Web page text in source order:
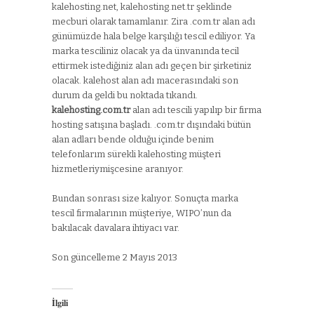
kalehosting.net, kalehosting.net.tr şeklinde
mecburi olarak tamamlanır. Zira .com.tr alan adı
günümüzde hala belge karşılığı tescil ediliyor. Ya
marka tesciliniz olacak ya da ünvanında tecil
ettirmek istediğiniz alan adı geçen bir şirketiniz
olacak. kalehost alan adı macerasındaki son
durum da geldi bu noktada tıkandı.
kalehosting.com.tralan adı tescili yapılıp bir firma
hosting satışına başladı. .com.tr dışındaki bütün
alan adları bende olduğu içinde benim
telefonlarım sürekli kalehosting müşteri
hizmetleriymişcesine aranıyor.
Bundan sonrası size kalıyor. Sonuçta marka
tescil firmalarının müşteriye, WIPO’nun da
bakılacak davalara ihtiyacı var.
Son güncelleme 2 Mayıs 2013
İlgili